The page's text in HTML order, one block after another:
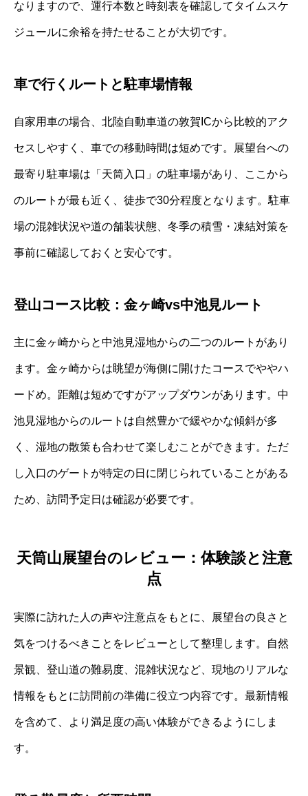
なりますので、運行本数と時刻表を確認してタイムスケ
ジュールに余裕を持たせることが大切です。
車で行くルートと駐車場情報
自家用車の場合、北陸自動車道の敦賀ICから比較的アク
セスしやすく、車での移動時間は短めです。展望台への
最寄り駐車場は「天筒入口」の駐車場があり、ここから
のルートが最も近く、徒歩で30分程度となります。駐車
場の混雑状況や道の舗装状態、冬季の積雪・凍結対策を
事前に確認しておくと安心です。
登山コース比較：金ヶ崎vs中池見ルート
主に金ヶ崎からと中池見湿地からの二つのルートがあり
ます。金ヶ崎からは眺望が海側に開けたコースでややハ
ードめ。距離は短めですがアップダウンがあります。中
池見湿地からのルートは自然豊かで緩やかな傾斜が多
く、湿地の散策も合わせて楽しむことができます。ただ
し入口のゲートが特定の日に閉じられていることがある
ため、訪問予定日は確認が必要です。
天筒山展望台のレビュー：体験談と注意
点
実際に訪れた人の声や注意点をもとに、展望台の良さと
気をつけるべきことをレビューとして整理します。自然
景観、登山道の難易度、混雑状況など、現地のリアルな
情報をもとに訪問前の準備に役立つ内容です。最新情報
を含めて、より満足度の高い体験ができるようにしま
す。